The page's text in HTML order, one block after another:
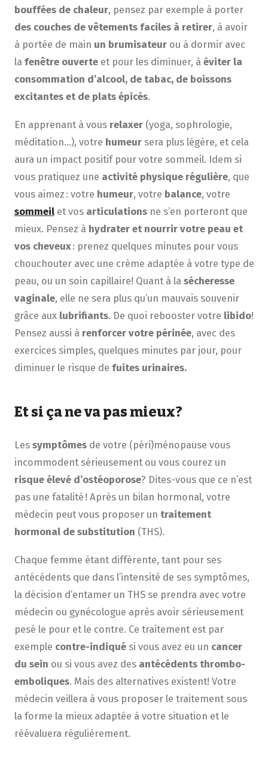
bouffées de chaleur, pensez par exemple à porter
des couches de vêtements faciles à retirer, à avoir
à portée de main un brumisateurou à dormir avec
la fenêtre ouverteet pour les diminuer, à éviter la
consommation d’alcool, de tabac, de boissons
excitantes et de plats épicés.
En apprenant à vous relaxer (yoga, sophrologie,
méditation…), votre humeursera plus légère, et cela
aura un impact positif pour votre sommeil. Idem si
vous pratiquez une activité physique régulière, que
vous aimez : votre humeur, votre balance, votre
sommeil et vos articulationsne s’en porteront que
mieux. Pensez à hydrater et nourrir votre peau et
vos cheveux : prenez quelques minutes pour vous
chouchouter avec une crème adaptée à votre type de
peau, ou un soin capillaire! Quant à la sécheresse
vaginale, elle ne sera plus qu’un mauvais souvenir
grâce aux lubrifiants. De quoi rebooster votre libido!
Pensez aussi à renforcer votre périnée, avec des
exercices simples, quelques minutes par jour, pour
diminuer le risque de fuites urinaires.
Et si ça ne va pas mieux?
Lessymptômesde votre (péri)ménopause vous
incommodent sérieusement ou vous courez un
risque élevé d’ostéoporose? Dites-vous que ce n’est
pas une fatalité ! Après un bilan hormonal, votre
médecin peut vous proposer un traitement
hormonal de substitution (THS).
Chaque femme étant différente, tant pour ses
antécédents que dans l’intensité de ses symptômes,
la décision d’entamer un THS se prendra avec votre
médecin ou gynécologue après avoir sérieusement
pesé le pour et le contre. Ce traitement est par
exemple contre-indiquési vous avez eu un cancer
du sein ou si vous avez des antécédents thrombo-
emboliques. Mais des alternatives existent! Votre
médecin veillera à vous proposer le traitement sous
la forme la mieux adaptée à votre situation et le
réévaluera régulièrement.